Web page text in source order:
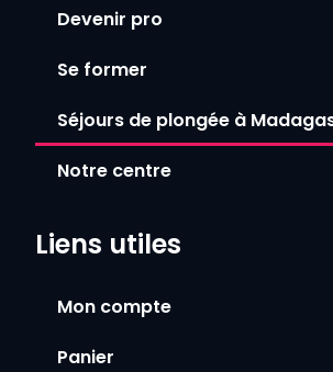
Devenir pro
Se former
Séjours de plongée à
Notre centre
Liens utiles
Mon compte
Panier